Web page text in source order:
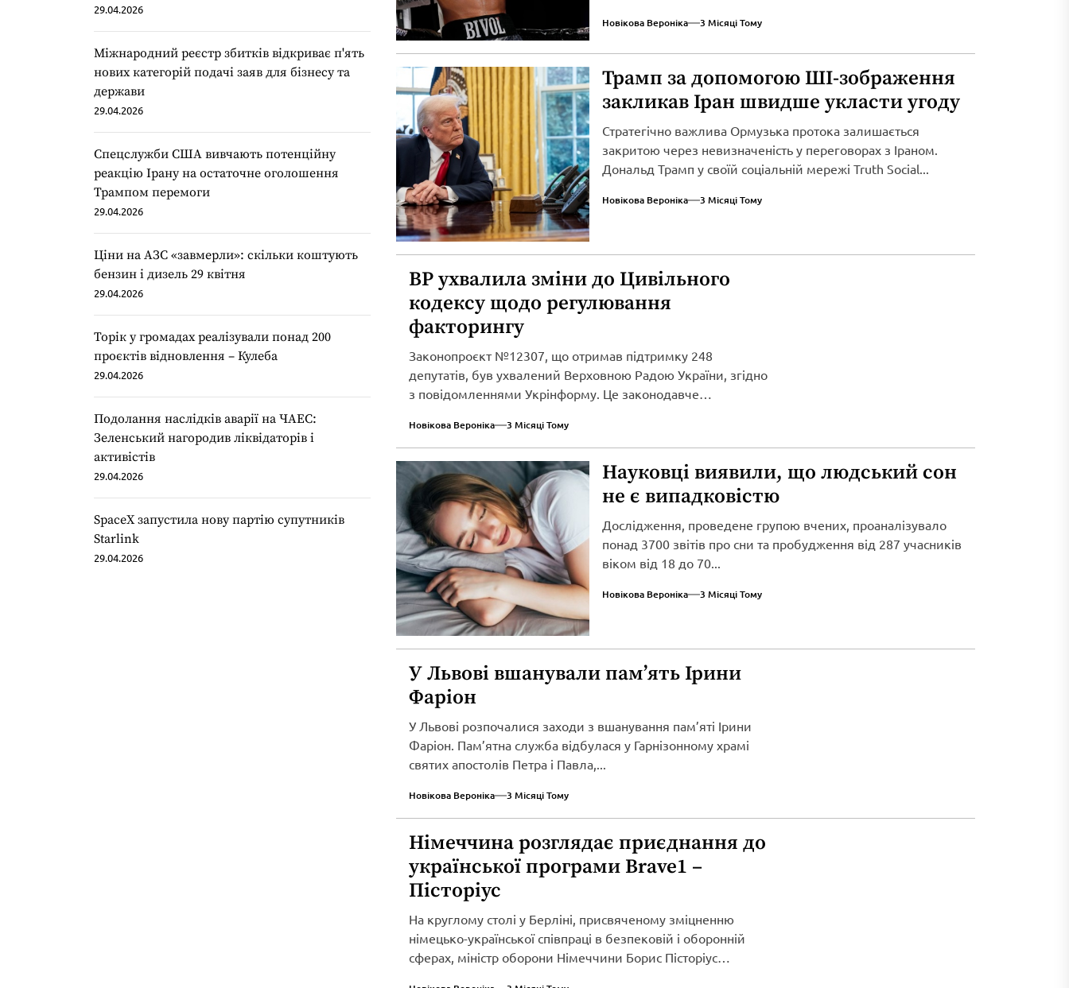
Новікова Вероніка 3 Місяці Тому
Трамп за допомогою ШІ-зображення
закликав Іран швидше укласти угоду
Стратегічно важлива Ормузька протока залишається
закритою через невизначеність у переговорах з Іраном.
Дональд Трамп у своїй соціальній мережі Truth Social...
Новікова Вероніка 3 Місяці Тому
ВР ухвалила зміни до Цивільного
кодексу щодо регулювання
факторингу
Законопроєкт №12307, що отримав підтримку 248
депутатів, був ухвалений Верховною Радою України, згідно
з повідомленнями Укрінформу. Це законодавче
Новікова Вероніка 3 Місяці Тому
Науковці виявили, що людський сон
не є випадковістю
Дослідження, проведене групою вчених, проаналізувало
понад 3700 звітів про сни та пробудження від 287 учасників
віком від 18 до 70...
Новікова Вероніка 3 Місяці Тому
У Львові вшанували пам’ять Ірини
Фаріон
У Львові розпочалися заходи з вшанування пам’яті Ірини
Фаріон. Пам’ятна служба відбулася у Гарнізонному храмі
святих апостолів Петра і Павла,...
Новікова Вероніка 3 Місяці Тому
Німеччина розглядає приєднання до
української програми Brave1 –
Пісторіус
На круглому столі у Берліні, присвяченому зміцненню
німецько-української співпраці в безпековій і оборонній
сферах, міністр оборони Німеччини Борис Пісторіус
29.04.2026
Міжнародний реєстр збитків відкриває п'ять
нових категорій подачі заяв для бізнесу та
держави
29.04.2026
Спецслужби США вивчають потенційну
реакцію Ірану на остаточне оголошення
Трампом перемоги
29.04.2026
Ціни на АЗС «завмерли»: скільки коштують
бензин і дизель 29 квітня
29.04.2026
Торік у громадах реалізували понад 200
проєктів відновлення – Кулеба
29.04.2026
Подолання наслідків аварії на ЧАЕС:
Зеленський нагородив ліквідаторів і
активістів
29.04.2026
SpaceX запустила нову партію супутників
Starlink
29.04.2026